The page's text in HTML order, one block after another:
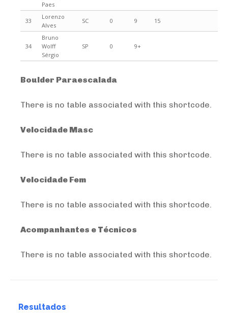
Paes
33
Lorenzo
Alves
SC 0 9 15
34
Bruno
Wolff
Sérgio
SP 0 9+
Boulder Paraescalada
There is no table associated with this shortcode.
Velocidade Masc
There is no table associated with this shortcode.
Velocidade Fem
There is no table associated with this shortcode.
Acompanhantes e Técnicos
There is no table associated with this shortcode.
Resultados